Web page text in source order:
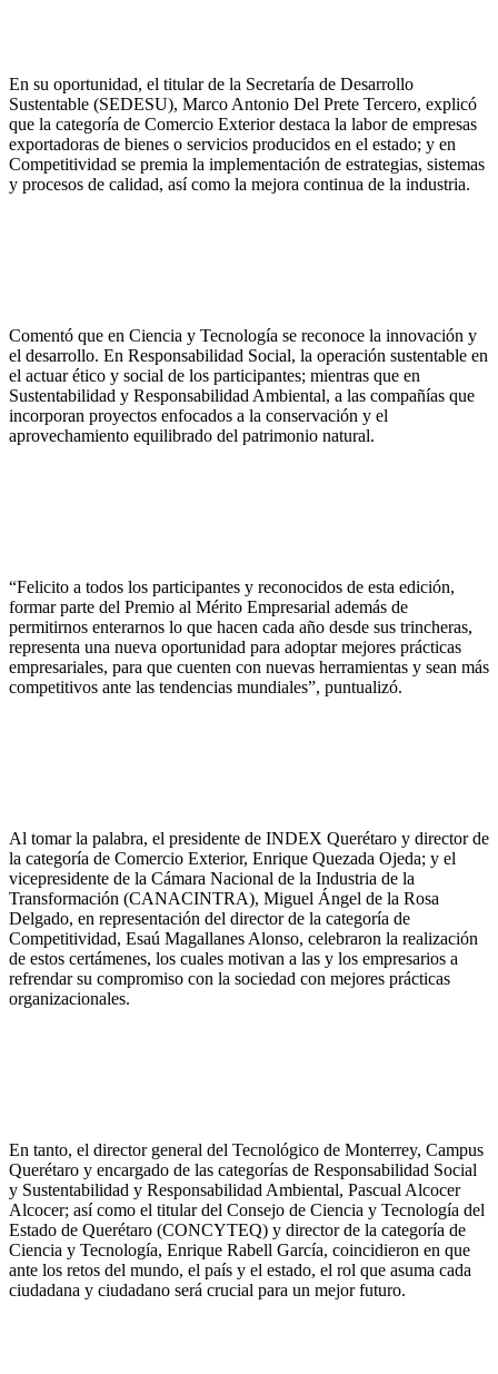
En su oportunidad, el titular de la Secretaría de Desarrollo
Sustentable (SEDESU), Marco Antonio Del Prete Tercero, explicó
que la categoría de Comercio Exterior destaca la labor de empresas
exportadoras de bienes o servicios producidos en el estado; y en
Competitividad se premia la implementación de estrategias, sistemas
y procesos de calidad, así como la mejora continua de la industria.
Comentó que en Ciencia y Tecnología se reconoce la innovación y
el desarrollo. En Responsabilidad Social, la operación sustentable en
el actuar ético y social de los participantes; mientras que en
Sustentabilidad y Responsabilidad Ambiental, a las compañías que
incorporan proyectos enfocados a la conservación y el
aprovechamiento equilibrado del patrimonio natural.
“Felicito a todos los participantes y reconocidos de esta edición,
formar parte del Premio al Mérito Empresarial además de
permitirnos enterarnos lo que hacen cada año desde sus trincheras,
representa una nueva oportunidad para adoptar mejores prácticas
empresariales, para que cuenten con nuevas herramientas y sean más
competitivos ante las tendencias mundiales”, puntualizó.
Al tomar la palabra, el presidente de INDEX Querétaro y director de
la categoría de Comercio Exterior, Enrique Quezada Ojeda; y el
vicepresidente de la Cámara Nacional de la Industria de la
Transformación (CANACINTRA), Miguel Ángel de la Rosa
Delgado, en representación del director de la categoría de
Competitividad, Esaú Magallanes Alonso, celebraron la realización
de estos certámenes, los cuales motivan a las y los empresarios a
refrendar su compromiso con la sociedad con mejores prácticas
organizacionales.
En tanto, el director general del Tecnológico de Monterrey, Campus
Querétaro y encargado de las categorías de Responsabilidad Social
y Sustentabilidad y Responsabilidad Ambiental, Pascual Alcocer
Alcocer; así como el titular del Consejo de Ciencia y Tecnología del
Estado de Querétaro (CONCYTEQ) y director de la categoría de
Ciencia y Tecnología, Enrique Rabell García, coincidieron en que
ante los retos del mundo, el país y el estado, el rol que asuma cada
ciudadana y ciudadano será crucial para un mejor futuro.